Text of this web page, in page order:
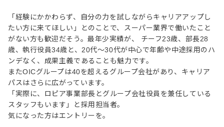
「経験にかかわらず、自分の力を試しながらキャリアアップし
たい方に来てほしい」とのことで、スーパー業界で働いたこと
がない方も歓迎だそう。最年少実績が、 チーフ23歳、部長28
歳、執行役員34歳と、20代〜30代が中心で年齢や中途採用のハ
ンデなく、成果主義であることも魅力です。
またOICグループは40を超えるグループ会社があり、キャリア
パスはさらに広がっています。
「実際に、ロピア事業部長とグループ会社役員を兼任している
スタッフもいます」と採用担当者。
気になった方はエントリーを。